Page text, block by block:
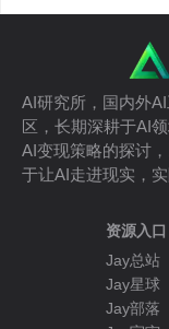
AI研究所，国内外
区，长期深耕于AI
AI变现策略的探讨
于让AI走进现实，
资源入口
Jay总站
Jay星球
Jay部落